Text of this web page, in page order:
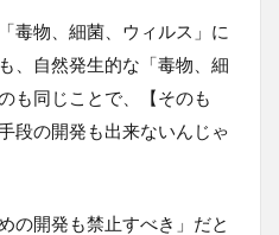
毒物、細菌、ウィルス」に
、自然発生的な「毒物、細
も同じことで、【そのも
段の開発も出来ないんじゃ
の開発も禁止すべき」だと